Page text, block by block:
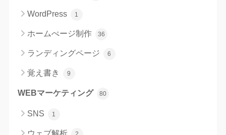
WordPress 1
ホームぺージ制作 36
ランディングページ 6
覚え書き 9
WEBマーケティング 80
SNS 1